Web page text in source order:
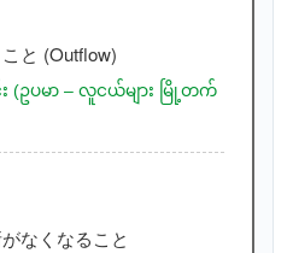
と (Outflow)
(ဥပမာ – လူငယ်များ မြို့တက်
なくなること